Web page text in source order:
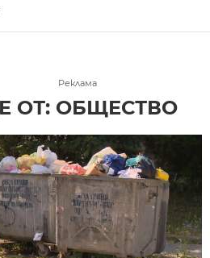
Реклама
ОТ: ОБЩЕСТВО